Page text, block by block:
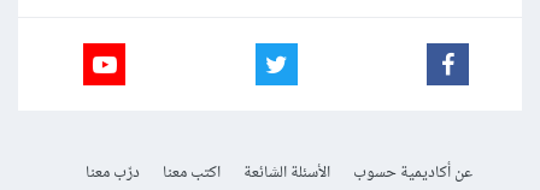
عن أكاديمية حسوب الأسئلة الشائعة اكتب معنا
درّب معنا